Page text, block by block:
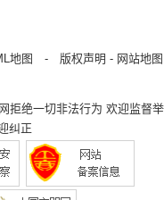
地图 - 版权声明 - 网站地图
拒绝一切非法行为 欢迎监督举
纠正